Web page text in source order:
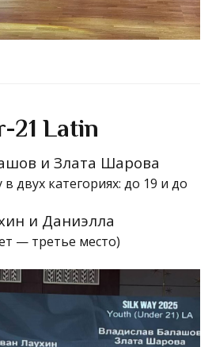
21 Latin
и Злата Шарова
двух категориях: до 19 и до
и Даниэлла
— третье место)